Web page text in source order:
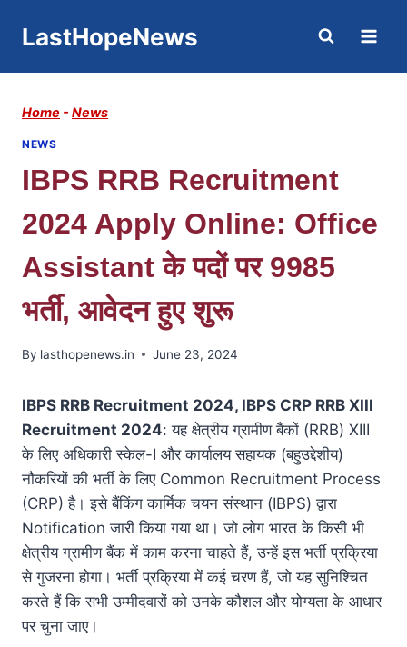
LastHopeNews
Home - News
NEWS
IBPS RRB Recruitment
2024 Apply Online: Office
Assistant के पदों पर 9985
भर्ती, आवेदन हुए शुरू
By lasthopenews.in June 23, 2024
IBPS RRB Recruitment 2024, IBPS CRP RRB XIII
Recruitment 2024: यह क्षेत्रीय ग्रामीण बैंकों (RRB) XIII
के लिए अधिकारी स्केल-I और कार्यालय सहायक (बहुउद्देशीय)
नौकरियों की भर्ती के लिए Common Recruitment Process
(CRP) है। इसे बैंकिंग कार्मिक चयन संस्थान (IBPS) द्वारा
Notification जारी किया गया था। जो लोग भारत के किसी भी
क्षेत्रीय ग्रामीण बैंक में काम करना चाहते हैं, उन्हें इस भर्ती प्रक्रिया
से गुजरना होगा। भर्ती प्रक्रिया में कई चरण हैं, जो यह सुनिश्चित
करते हैं कि सभी उम्मीदवारों को उनके कौशल और योग्यता के आधार
पर चुना जाए।